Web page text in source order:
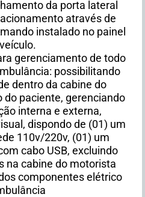
da porta lateral
através de
instalado no painel
gerenciamento de todo
possibilitando
dentro da cabine do
do paciente, gerenciando
interna e externa,
dispondo de (01) um
110v/220v, (01) um
cabo USB, excluindo
na cabine do motorista
componentes elétrico